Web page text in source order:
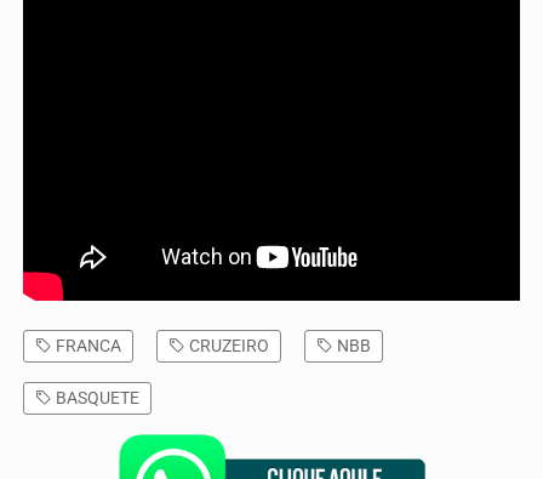
FRANCA CRUZEIRO NBB
BASQUETE